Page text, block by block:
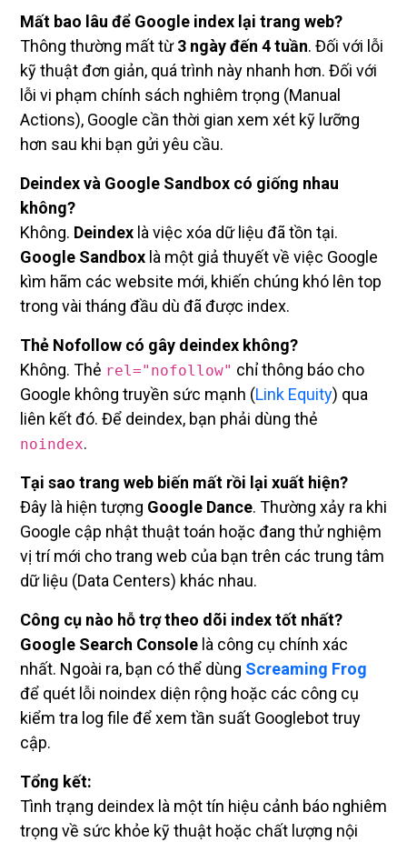
Mất bao lâu để Google index lại trang web?
Thông thường mất từ3 ngày đến 4 tuần. Đối với lỗi
kỹ thuật đơn giản, quá trình này nhanh hơn. Đối với
lỗi vi phạm chính sách nghiêm trọng (Manual
Actions), Google cần thời gian xem xét kỹ lưỡng
hơn sau khi bạn gửi yêu cầu.
Deindex và Google Sandbox có giống nhau
không?
Không. Deindex là việc xóa dữ liệu đã tồn tại.
Google Sandbox là một giả thuyết về việc Google
kìm hãm các website mới, khiến chúng khó lên top
trong vài tháng đầu dù đã được index.
Thẻ Nofollow có gây deindex không?
Không. Thẻ rel="nofollow" chỉ thông báo cho
Google không truyền sức mạnh (Link Equity) qua
liên kết đó. Để deindex, bạn phải dùng thẻ
noindex.
Tại sao trang web biến mất rồi lại xuất hiện?
Đây là hiện tượng Google Dance. Thường xảy ra khi
Google cập nhật thuật toán hoặc đang thử nghiệm
vị trí mới cho trang web của bạn trên các trung tâm
dữ liệu (Data Centers) khác nhau.
Công cụ nào hỗ trợ theo dõi index tốt nhất?
Google Search Console là công cụ chính xác
nhất. Ngoài ra, bạn có thể dùng Screaming Frog
để quét lỗi noindex diện rộng hoặc các công cụ
kiểm tra log file để xem tần suất Googlebot truy
cập.
Tổng kết:
Tình trạng deindex là một tín hiệu cảnh báo nghiêm
trọng về sức khỏe kỹ thuật hoặc chất lượng nội